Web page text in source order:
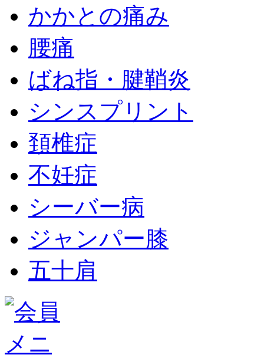
かかとの痛み
腰痛
ばね指・腱鞘炎
シンスプリント
頚椎症
不妊症
シーバー病
ジャンパー膝
五十肩